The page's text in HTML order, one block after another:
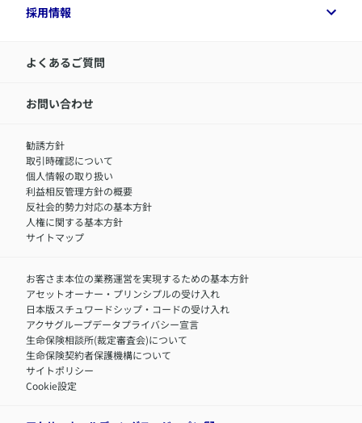
令和8年（2026年）分の生命保険料控除証明書について
アクサのネット完結保険（旧アクサダイレクト生命）
経営者サポートサービス
企業情報トップ
アクサ生命が選ばれる理由
IR情報
サステナビリティの取り組み
​お客さまを金融犯罪からお守りするために
アクサグループについて
採用情報
採用情報トップ
中途採用：内勤正社員
職）
中途採用：フィナンシャルプラン・アドバイザー（営業職）
障害者採用
よくあるご質問
お問い合わせ
勧誘方針
取引時確認について
個人情報の取り扱い
利益相反管理方針の概要
反社会的勢力対応の基本方針
人権に関する基本方針
サイトマップ
お客さま本位の業務運営を実現するための基本方針
アセットオーナー・プリンシプルの受け入れ
日本版スチュワードシップ・コードの受け入れ
アクサグループデータプライバシー宣言
生命保険相談所(裁定審査会)について
生命保険契約者保護機構について
サイトポリシー
Cookie設定